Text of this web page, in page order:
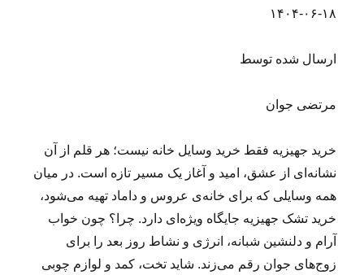
۱۴۰۴-۰۶-۱۸
ارسال شده توسط
مرتضی جوان
خرید جهیزیه فقط خرید وسایل خانه نیست؛ هر قلم از آن
نشانه‌ای از عشق، امید و آغاز یک مسیر تازه است. در میان
همه وسایلی که برای خانه‌ی عروس و داماد تهیه می‌شود،
خرید تشک جهیزیه جایگاه ویژه‌ای دارد. چرا؟ چون خواب
آرام و دلنشین شبانه، انرژی و نشاط روز بعد را برای
زوج‌های جوان رقم می‌زند. شاید تخت، کمد و لوازم چوبی